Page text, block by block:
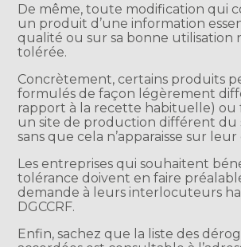
De même, toute modification qui
un produit d’une information
qualité ou sur sa bonne utilisation
tolérée.
Concrètement, certains produits
formulés de façon légèrement
rapport à la recette habituelle) ou
un site de production différent du
sans que cela n’apparaisse sur
Les entreprises qui souhaitent
tolérance doivent en faire
demande à leurs interlocuteurs
DGCCRF.
Enfin, sachez que la liste des